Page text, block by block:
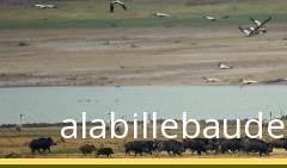
alabillebaude